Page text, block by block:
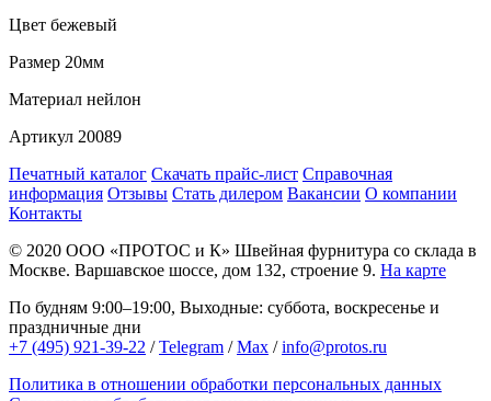
Цвет бежевый
Размер 20мм
Материал нейлон
Артикул 20089
Печатный каталог Скачать прайс-лист Справочная
информация Отзывы Стать дилером Вакансии О компании
Контакты
© 2020 ООО «ПРОТОС и К» Швейная фурнитура со склада в
Москве. Варшавское шоссе, дом 132, строение 9. На карте
По будням 9:00–19:00, Выходные: суббота, воскресенье и
праздничные дни
+7 (495) 921-39-22 /Telegram /Max /info@protos.ru
Политика в отношении обработки персональных данных